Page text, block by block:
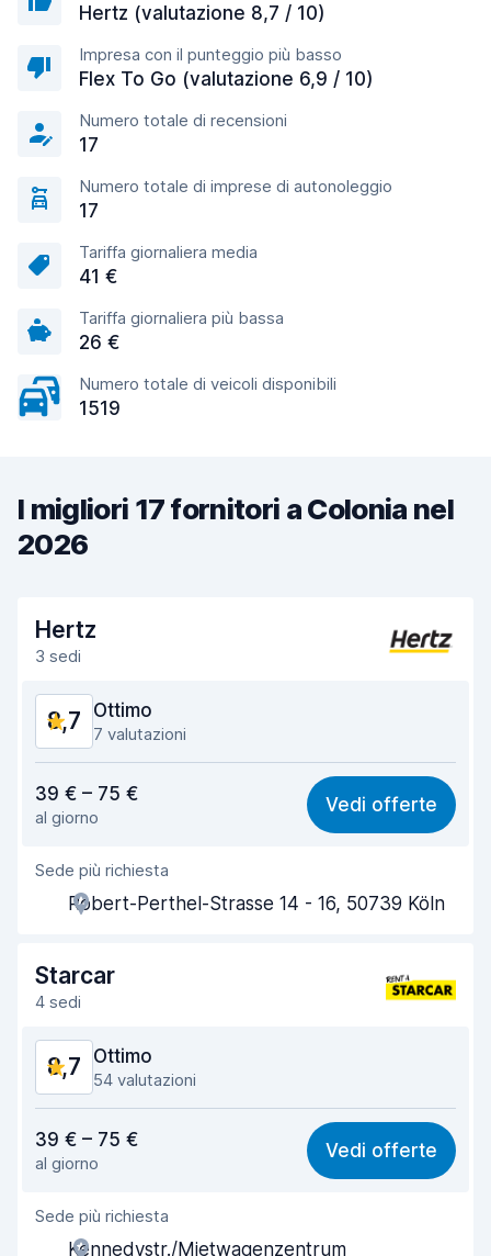
Hertz (valutazione 8,7 / 10)
Impresa con il punteggio più basso
Flex To Go (valutazione 6,9 / 10)
Numero totale di recensioni
17
Numero totale di imprese di autonoleggio
17
Tariffa giornaliera media
41 €
Tariffa giornaliera più bassa
26 €
Numero totale di veicoli disponibili
1519
I migliori 17 fornitori a Colonia nel
2026
Hertz
3 sedi
8,7 Ottimo
7 valutazioni
8,6
Facile da trovare 8,4
Gentilezza degli agenti
Rapidità del ritiro
Rapidità della riconsegna
Condizioni dell'auto
39 € – 75 €
al giorno
Vedi offerte
Sede più richiesta
Robert-Perthel-Strasse 14 - 16, 50739 Köln
Starcar
4 sedi
8,7 Ottimo
54 valutazioni
8,5
Facile da trovare 8,6
Gentilezza degli agenti
39 € – 75 €
al giorno
Vedi offerte
Sede più richiesta
Kennedystr./Mietwagenzentrum